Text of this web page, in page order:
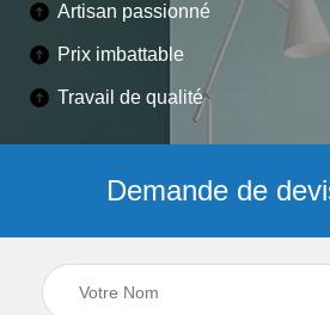
Artisan passionné
Prix imbattable
Travail de qualité
Demande de